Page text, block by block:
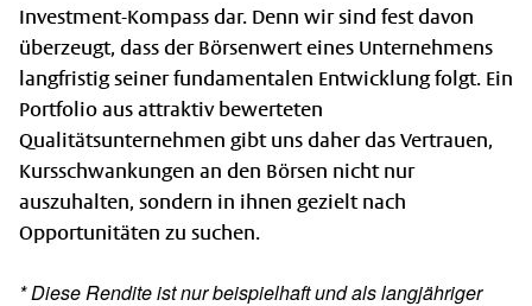
Investment-Kompass dar. Denn wir sind fest davon
überzeugt, dass der Börsenwert eines Unternehmens
langfristig seiner fundamentalen Entwicklung folgt. Ein
Portfolio aus attraktiv bewerteten
Qualitätsunternehmen gibt uns daher das Vertrauen,
Kursschwankungen an den Börsen nicht nur
auszuhalten, sondern in ihnen gezielt nach
Opportunitäten zu suchen.
* Diese Rendite ist nur beispielhaft und als langjähriger